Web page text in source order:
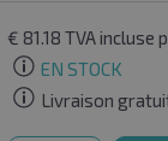
€ 81.18 TVA incluse
EN STOCK
Livraison